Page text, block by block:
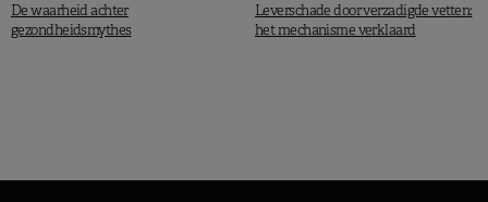
De waarheid achter
gezondheidsmythes
Leverschade door verzadigde vetten:
het mechanisme verklaard